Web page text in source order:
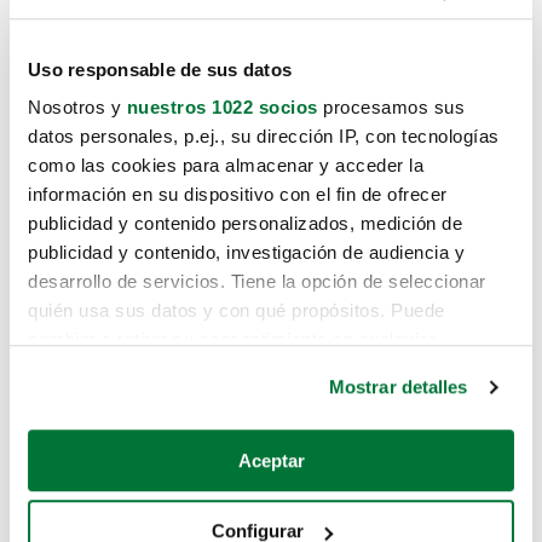
Uso responsable de sus datos
Nosotros y nuestros 1022 socios procesamos sus
datos personales, p.ej., su dirección IP, con tecnologías
como las cookies para almacenar y acceder la
información en su dispositivo con el fin de ofrecer
publicidad y contenido personalizados, medición de
publicidad y contenido, investigación de audiencia y
desarrollo de servicios. Tiene la opción de seleccionar
quién usa sus datos y con qué propósitos. Puede
Si lo permite, también quisiéramos:
Recopilar información sobre su ubicación geográfica
Mostrar detalles
Aceptar
Configurar